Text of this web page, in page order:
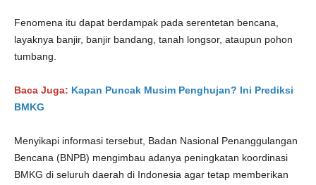
Fenomena itu dapat berdampak pada serentetan bencana,
layaknya banjir, banjir bandang, tanah longsor, ataupun pohon
tumbang.
Baca Juga: Kapan Puncak Musim Penghujan? Ini Prediksi
BMKG
Menyikapi informasi tersebut, Badan Nasional Penanggulangan
Bencana (BNPB) mengimbau adanya peningkatan koordinasi
BMKG di seluruh daerah di Indonesia agar tetap memberikan